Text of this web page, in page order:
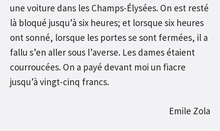
une voiture dans les Champs-Élysées. On est resté
là bloqué jusqu’à six heures; et lorsque six heures
ont sonné, lorsque les portes se sont fermées, il a
fallu s’en aller sous l’averse. Les dames étaient
courroucées. On a payé devant moi un fiacre
jusqu’à vingt-cinq francs.
Emile Zola